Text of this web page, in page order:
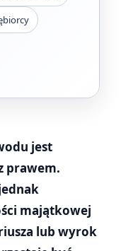
jest
prawem.
majątkowej
lub wyrok